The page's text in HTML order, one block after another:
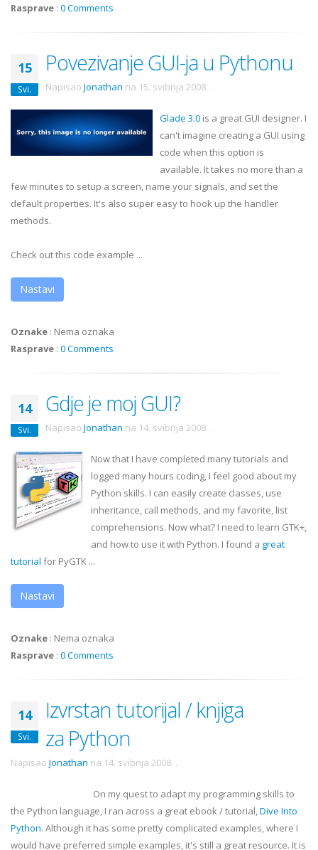
Rasprave : 0 Comments
15
Svi.
Povezivanje GUI-ja u Pythonu
Napisao Jonathan na 15. svibnja 2008. .
Glade 3.0 is a great GUI designer. I
can't imagine creating a GUI using
code when this option is
available. It takes no more than a
few minutes to setup a screen, name your signals, and set the
default properties. It's also super easy to hook up the handler
methods.
Check out this code example ...
Nastavi
Oznake : Nema oznaka
Rasprave : 0 Comments
14
Svi.
Gdje je moj GUI?
Napisao Jonathan na 14. svibnja 2008. .
Now that I have completed many tutorials and
logged many hours coding, I feel good about my
Python skills. I can easily create classes, use
inheritance, call methods, and my favorite, list
comprehensions. Now what? I need to learn GTK+,
and how to use it with Python. I found a great
tutorial for PyGTK ...
Nastavi
Oznake : Nema oznaka
Rasprave : 0 Comments
14
Svi.
Izvrstan tutorijal / knjiga
za Python
Napisao Jonathan na 14. svibnja 2008. .
On my quest to adapt my programming skills to
the Python language, I ran across a great ebook/ tutorial,Dive Into
Python. Although it has some pretty complicated examples, where I
would have preferred simple examples, it's still a great resource. It is